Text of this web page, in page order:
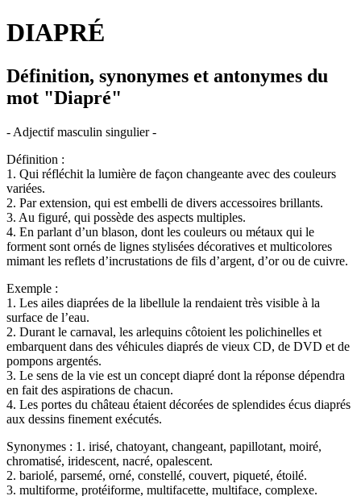
DIAPRÉ
Définition, synonymes et antonymes du
mot "Diapré"
- Adjectif masculin singulier -
Définition :
1. Qui réfléchit la lumière de façon changeante avec des couleurs
variées.
2. Par extension, qui est embelli de divers accessoires brillants.
3. Au figuré, qui possède des aspects multiples.
4. En parlant d’un blason, dont les couleurs ou métaux qui le
forment sont ornés de lignes stylisées décoratives et multicolores
mimant les reflets d’incrustations de fils d’argent, d’or ou de cuivre.
Exemple :
1. Les ailes diaprées de la libellule la rendaient très visible à la
surface de l’eau.
2. Durant le carnaval, les arlequins côtoient les polichinelles et
embarquent dans des véhicules diaprés de vieux CD, de DVD et de
pompons argentés.
3. Le sens de la vie est un concept diapré dont la réponse dépendra
en fait des aspirations de chacun.
4. Les portes du château étaient décorées de splendides écus diaprés
aux dessins finement exécutés.
Synonymes : 1. irisé, chatoyant, changeant, papillotant, moiré,
chromatisé, iridescent, nacré, opalescent.
2. bariolé, parsemé, orné, constellé, couvert, piqueté, étoilé.
3. multiforme, protéiforme, multifacette, multiface, complexe.